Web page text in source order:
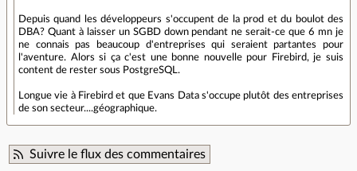
Depuis quand les développeurs s'occupent de la prod et du boulot des
DBA? Quant à laisser un SGBD down pendant ne serait-ce que 6 mn je
ne connais pas beaucoup d'entreprises qui seraient partantes pour
l'aventure. Alors si ça c'est une bonne nouvelle pour Firebird, je suis
content de rester sous PostgreSQL.
Longue vie à Firebird et que Evans Data s'occupe plutôt des entreprises
de son secteur....géographique.
Suivre le flux des commentaires